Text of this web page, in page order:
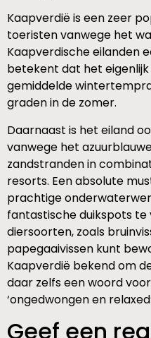
Kaapverdië is een zeer
toeristen vanwege het
Kaapverdische eilanden
betekent dat het eigenlijk
gemiddelde
graden in de zomer.
Daarnaast is het eiland
vanwege het
zandstranden in
resorts. Een absolute
prachtige
fantastische duikspots te
diersoorten, zoals
papegaaivissen kunt
Kaapverdië bekend om
daar zelfs een woord
‘ongedwongen en
Geef een